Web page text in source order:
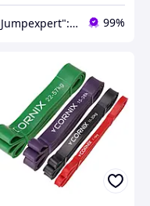
"Jumpexpert": Интернет-магазин товаров для активного отдыха и спорта! 99%